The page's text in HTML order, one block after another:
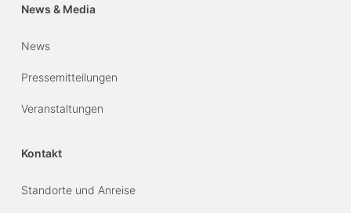
News & Media
News
Pressemitteilungen
Veranstaltungen
Kontakt
Standorte und Anreise